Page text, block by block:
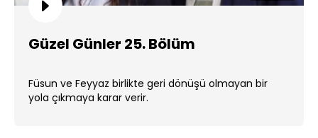
Güzel Günler 25. Bölüm
Füsun ve Feyyaz birlikte geri dönüşü olmayan bir
yola çıkmaya karar verir.